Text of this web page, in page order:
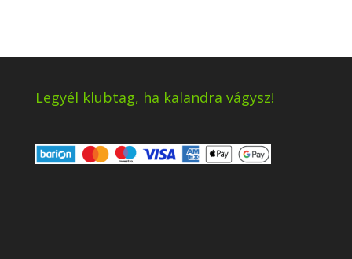
Legyél klubtag, ha kalandra vágysz!